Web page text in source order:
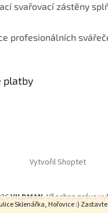
Sklenářka, Hořovice :) Zastavte
svařovací zástěny
profesionálních
platby
Vytvořil Shoptet
VILDMAN. Všechna práva